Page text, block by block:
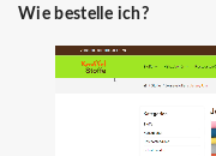
Wie bestelle ich?